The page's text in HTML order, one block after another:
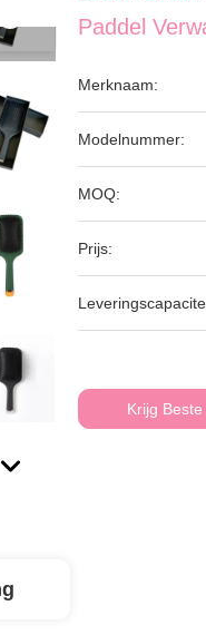
Paddel
Merknaam:
Modelnummer:
MOQ:
Prijs:
Krijg